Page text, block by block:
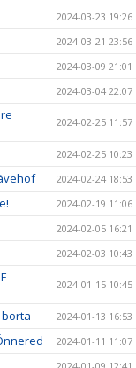
2024-03-23 19:26
2024-03-21 23:56
2024-03-09 21:01
2024-03-04 22:07
2024-02-25 11:57
2024-02-25 10:23
2024-02-24 18:53
2024-02-19 11:06
2024-02-05 16:21
2024-02-03 10:43
2024-01-15 10:45
2024-01-13 16:53
2024-01-11 11:07